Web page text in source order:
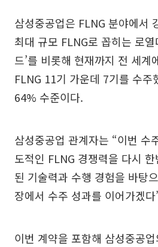
삼성중공업은 FLNG 분야에서
최대 규모 FLNG로 꼽히는 로열
드’를 비롯해 현재까지 전 세계
FLNG 11기 가운데 7기를 수주
64% 수준이다.
삼성중공업 관계자는 “이번 수
도적인 FLNG 경쟁력을 다시
된 기술력과 수행 경험을 바탕
장에서 수주 성과를 이어가겠
이번 계약을 포함해 삼성중공